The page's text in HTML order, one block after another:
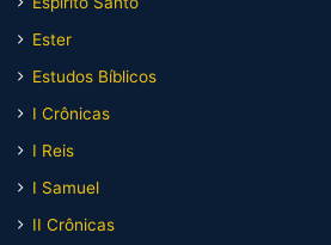
Ester
Estudos Bíblicos
I Crônicas
I Reis
I Samuel
II Crônicas